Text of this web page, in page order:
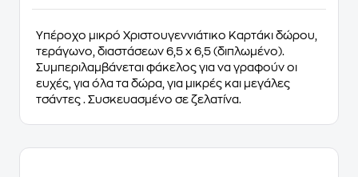
Υπέροχο μικρό Χριστουγεννιάτικο Καρτάκι δώρου,
τεράγωνο, διαστάσεων 6,5 x 6,5 (διπλωμένο).
Συμπεριλαμβάνεται φάκελος για να γραφούν οι
ευχές, για όλα τα δώρα, για μικρές και μεγάλες
τσάντες . Συσκευασμένο σε ζελατίνα.